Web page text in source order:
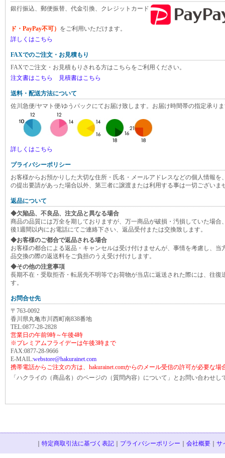
銀行振込、郵便振替、代金引換、クレジットカード
ド・PayPay不可） をご利用いただけます。
詳しくはこちら
FAXでのご注文・お見積もり
FAXでご注文・お見積もりされる方はこちらをご利用ください。
注文書はこちら
見積書はこちら
送料・配送方法について
佐川急便/ヤマト便/ゆうパックにてお届け致します。お届け時間帯の指定承り
詳しくはこちら
プライバシーポリシー
お客様からお預かりした大切な住所・氏名・メールアドレスなどの個人情報
の提出要請があった場合以外、第三者に譲渡または利用する事は一切ございま
返品について
◆欠陥品、不良品、注文品と異なる場合
商品の品質には万全を期しておりますが、万一商品が破損・汚損していた場合
後1週間以内にお電話にてご連絡下さい、返品受付または交換致します。
◆お客様のご都合で返品される場合
お客様の都合による返品・キャンセルは受け付けませんが、事情を考慮し、
品交換の際の返送料をご負担のうえ受け付けします。
◆その他の注意事項
長期不在・受取拒否・転居先不明等でお荷物が当店に返送された際には、往復
す。
お問合せ先
〒763-0092
香川県丸亀市川西町南838番地
TEL:0877-28-2828
営業日の午前9時～午後4時
※プレミアムフライデーは午後3時まで
FAX:0877-28-9666
E-MAIL:webstore@hakurainet.com
携帯電話からご注文の方は、hakurainet.comからのメール受信の許可が必要な場
「ハクライの（商品名）のページの（質問内容）について」とお問い合わせし
｜ 特定商取引法に基づく表記 ｜ プライバシーポリシー ｜ 会社概要 ｜ サ